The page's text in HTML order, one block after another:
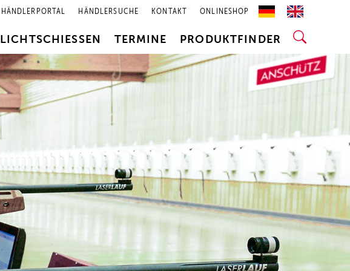
HÄNDLERPORTAL HÄNDLERSUCHE KONTAKT ONLINESHOP
LICHTSCHIESSEN TERMINE PRODUKTFINDER